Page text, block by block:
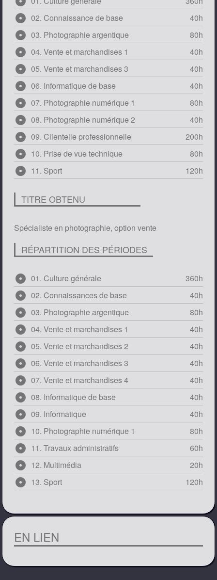
adjust 02. Connaissance de base 40h
adjust 03. Photographie argentique 80h
adjust 04. Vente et marchandises 1 40h
adjust 05. Vente et marchandises 3 40h
adjust 06. Informatique de base 40h
adjust 07. Photographie numérique 1 80h
adjust 08. Photographie numérique 2 40h
adjust 09. Clientelle professionnelle 200h
adjust 10. Prise de vue technique 80h
adjust 11. Sport 120h
TITRE OBTENU
Spécialiste en photographie, option vente
RÉPARTITION DES PÉRIODES
adjust 01. Culture générale 360h
adjust 02. Connaissances de base 40h
adjust 03. Photographie argentique 80h
adjust 04. Vente et marchandises 1 40h
adjust 05. Vente et marchandises 2 40h
adjust 06. Vente et marchandises 3 40h
adjust 07. Vente et marchandises 4 40h
adjust 08. Informatique de base 40h
adjust 09. Informatique 40h
adjust 10. Photographie numérique 1 80h
adjust 11. Travaux administratifs 60h
adjust 12. Multimédia 20h
adjust 13. Sport 120h
EN LIEN